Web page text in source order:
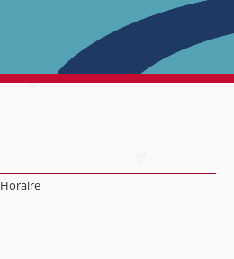
Horaire